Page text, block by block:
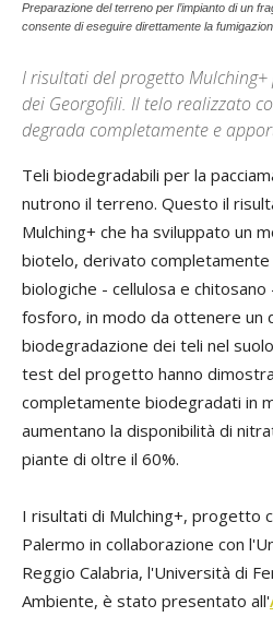
Preparazione del terreno per l’impianto di un
consente di eseguire direttamente la
I risultati del progetto
dei Georgofili. Il telo realizzato
degrada completamente e
Teli biodegradabili per la
nutrono il terreno. Questo il
Mulching+ che ha sviluppato un
biotelo, derivato
biologiche - cellulosa e
fosforo, in modo da ottenere un
biodegradazione dei teli nel
test del progetto hanno
completamente biodegradati in
aumentano la disponibilità di
piante di oltre il 60%.
I risultati di Mulching+, progetto
Palermo in collaborazione con
Reggio Calabria, l'Università di
Ambiente, è stato presentato all'